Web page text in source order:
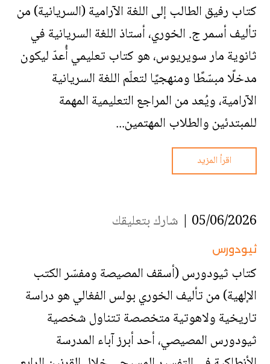
كتاب رفيق الطالب إلى اللغة الآرامية (السريانية) من
تأليف أسمر ج. الخوري، أستاذ اللغة السريانية في
ثانوية مار سويريوس، هو كتاب تعليمي أُعدّ ليكون
مدخلًا مبسّطًا ومنهجيًا لتعلّم اللغة السريانية
الآرامية، ويُعد من المراجع التعليمية المهمة
للمبتدئين والطلاب المهتمين...
اقرأ المزيد
05/06/2026 | شارك بتعليقك
ثيودورس
كتاب ثيودورس (أسقف المصيصة ومفسّر الكتب
الإلهية) من تأليف الخوري بولس الفغالي هو دراسة
تاريخية ولاهوتية متخصصة تتناول شخصية
ثيودورس المصيصي، أحد أبرز آباء المدرسة